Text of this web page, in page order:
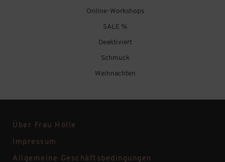
Online-Workshops
SALE %
Deaktiviert
Schmuck
Weihnachten
Über Frau Hölle
Impressum
Allgemeine Geschäftsbedingungen